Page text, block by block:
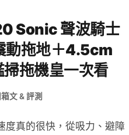
Sonic 聲波騎士
動拖地＋4.5cm
拖機皇一次看
箱文 & 評測
度真的很快，從吸力、避障